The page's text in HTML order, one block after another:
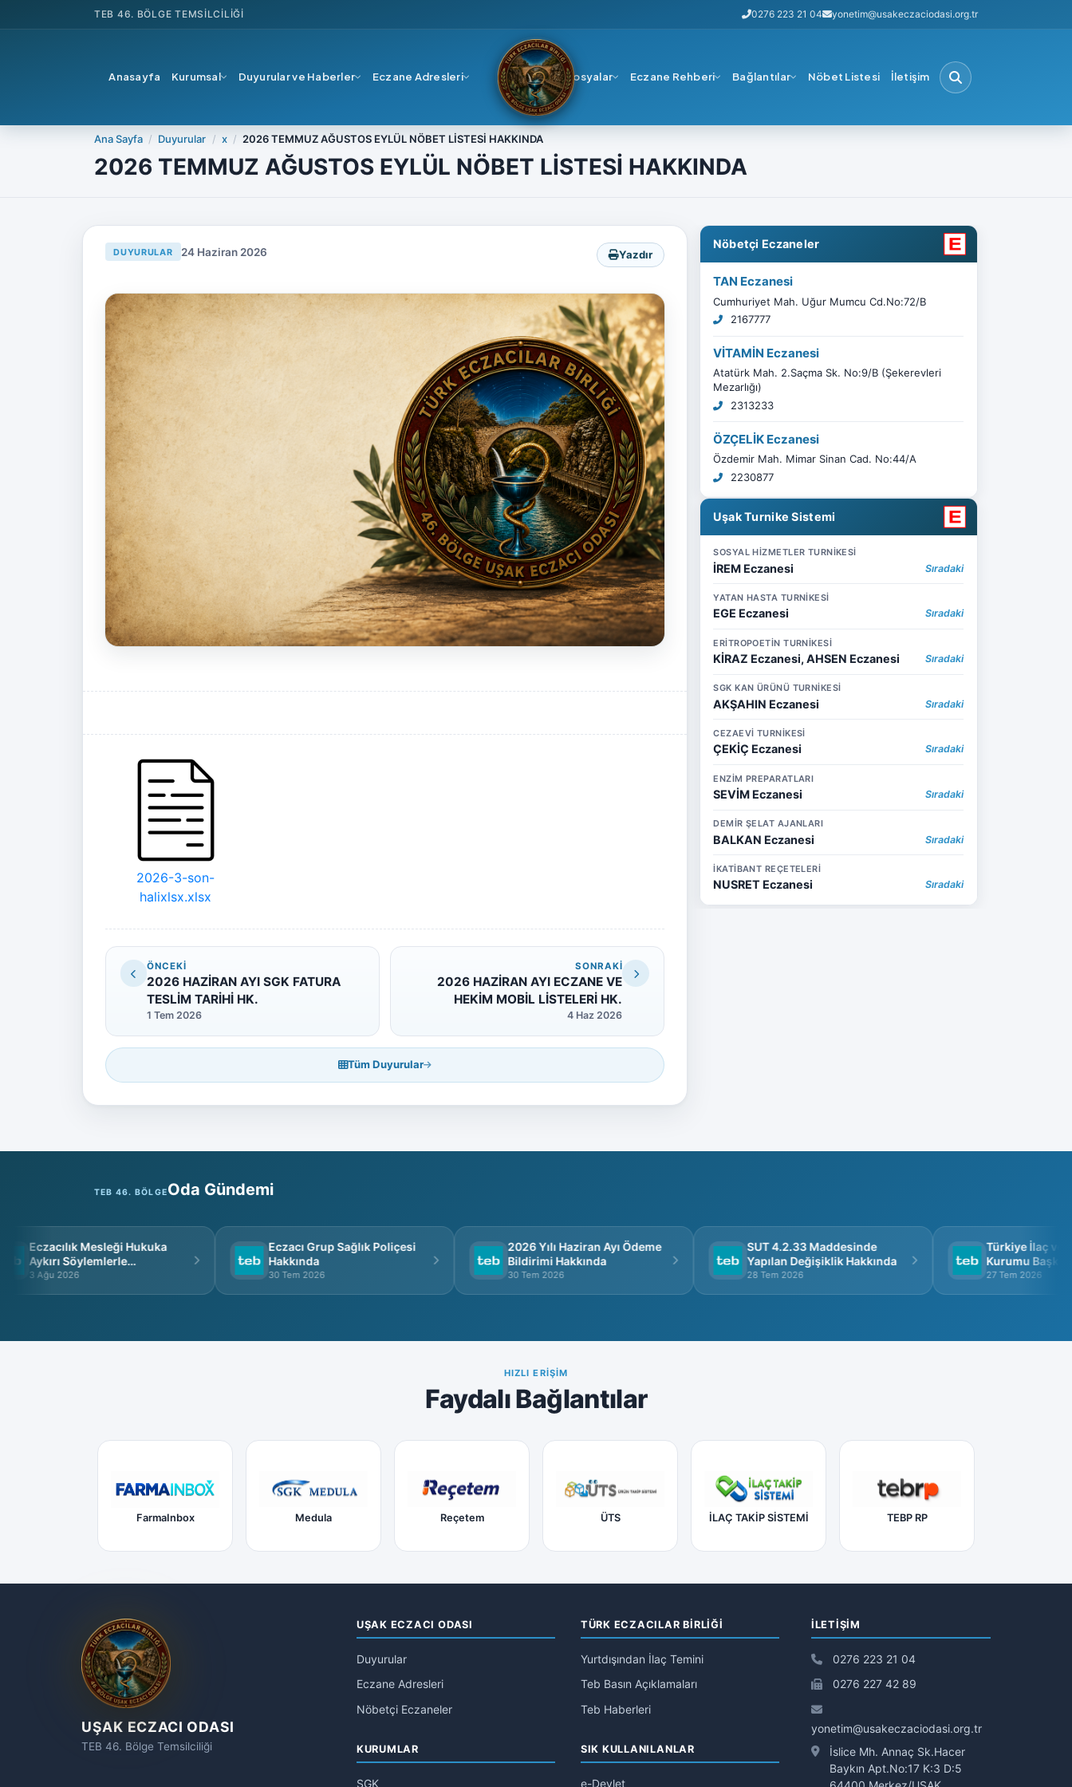
TEB 46. BÖLGE TEMSILCILIĞI 0276 223 21 04 yonetim@usakeczaciodasi.org.tr
Anasayfa Kurumsal Duyurular ve Haberler Eczane Adresleri Dosyalar Eczane Rehberi Bağlantılar Nöbet Listesi İletişim
Ana Sayfa Duyurular x 2026 TEMMUZ AĞUSTOS EYLÜL NÖBET LİSTESİ HAKKINDA
2026 TEMMUZ AĞUSTOS EYLÜL NÖBET LİSTESİ HAKKINDA
DUYURULAR 24 Haziran 2026 Yazdır
2026-3-son-
halixlsx.xlsx
ÖNCEKI
2026 HAZİRAN AYI SGK FATURA
TESLİM TARİHİ HK.
1 Tem 2026
SONRAKI
2026 HAZİRAN AYI ECZANE VE
HEKİM MOBİL LİSTELERİ HK.
4 Haz 2026
Tüm Duyurular
Nöbetçi Eczaneler
TAN Eczanesi
Cumhuriyet Mah. Uğur Mumcu Cd.No:72/B
2167777
VİTAMİN Eczanesi
Atatürk Mah. 2.Saçma Sk. No:9/B (Şekerevleri
Mezarlığı)
2313233
ÖZÇELİK Eczanesi
Özdemir Mah. Mimar Sinan Cad. No:44/A
2230877
Uşak Turnike Sistemi
SOSYAL HİZMETLER TURNİKESİ
İREM Eczanesi Sıradaki
YATAN HASTA TURNİKESİ
EGE Eczanesi Sıradaki
ERİTROPOETİN TURNİKESİ
KİRAZ Eczanesi, AHSEN Eczanesi Sıradaki
SGK KAN ÜRÜNÜ TURNİKESİ
AKŞAHIN Eczanesi Sıradaki
CEZAEVİ TURNİKESİ
ÇEKİÇ Eczanesi Sıradaki
ENZİM PREPARATLARI
SEVİM Eczanesi Sıradaki
DEMİR ŞELAT AJANLARI
BALKAN Eczanesi Sıradaki
İKATİBANT REÇETELERİ
NUSRET Eczanesi Sıradaki
TEB 46. BÖLGEOda Gündemi
Eczacılık Mesleği Hukuka
Aykırı Söylemlerle
İtibarsızlaştırılamaz
3 Ağu 2026
Eczacı Grup Sağlık Poliçesi
Hakkında
30 Tem 2026
2026 Yılı Haziran Ayı Ödeme
Bildirimi Hakkında
30 Tem 2026
SUT 4.2.33 Maddesinde
Yapılan Değişiklik Hakkında
28 Tem 2026
Türkiye İlaç ve
Kurumu
Görüşme
27 Tem 2026
HIZLI ERIŞIM
Faydalı Bağlantılar
FarmaInbox Medula Reçetem ÜTS İLAÇ TAKİP SİSTEMİ TEBP RP
UŞAK ECZACI ODASI
TEB 46. Bölge Temsilciliği
UŞAK ECZACI ODASI
Duyurular
Eczane Adresleri
Nöbetçi Eczaneler
TÜRK ECZACILAR BİRLİĞİ
Yurtdışından İlaç Temini
Teb Basın Açıklamaları
Teb Haberleri
KURUMLAR
SGK
SIK KULLANILANLAR
e-Devlet
İLETIŞIM
0276 223 21 04
0276 227 42 89
yonetim@usakeczaciodasi.org.tr
İslice Mh. Annaç Sk.Hacer
Baykın Apt.No:17 K:3 D:5